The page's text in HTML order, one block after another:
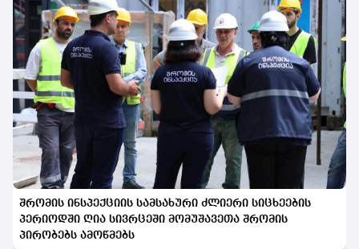
შრომის ინსპექციის სამსახური ძლიერი სიცხეების
პერიოდში ღია სივრცეში მომუშავეთა შრომის
პირობებს ამოწმებს